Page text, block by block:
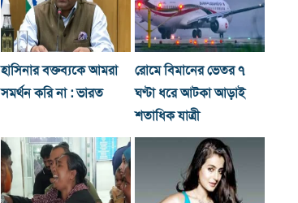
হাসিনার বক্তব্যকে আমরা
সমর্থন করি না : ভারত
রোমে বিমানের ভেতর ৭
ঘণ্টা ধরে আটকা আড়াই
শতাধিক যাত্রী